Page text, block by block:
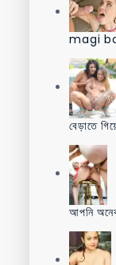
magi
বেড়াতে
আপনি